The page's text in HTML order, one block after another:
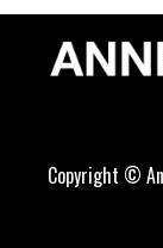
Copyright ©